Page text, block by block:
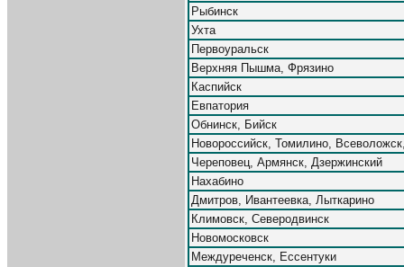
Рыбинск
Ухта
Первоуральск
Верхняя Пышма, Фрязино
Каспийск
Евпатория
Обнинск, Бийск
Новороссийск, Томилино,
Череповец, Армянск, Дзержинский
Нахабино
Дмитров, Ивантеевка, Лыткарино
Климовск, Северодвинск
Новомосковск
Междуреченск, Ессентуки